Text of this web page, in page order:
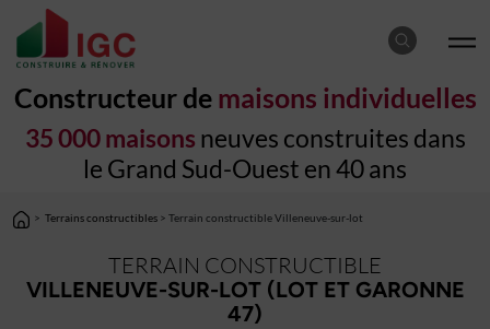
Constructeur de maisons individuelles
35 000 maisons neuves construites dans
le Grand Sud-Ouest en 40 ans
> Terrains constructibles > Terrain constructible Villeneuve-sur-lot
TERRAIN CONSTRUCTIBLE
VILLENEUVE-SUR-LOT (LOT ET GARONNE
47)